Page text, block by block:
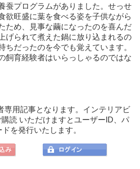
蚕プログラムがありました。せっせ
欲旺盛に葉を食べる姿を子供ながら
ため、見事な繭になったのを喜んだ
げられて煮えた鍋に放り込まれるの
ちだったのを今でも覚えています。
飼育経験者はいらっしゃるのではな
専用記事となります。インテリアビ
読 いただけますとユーザーID、パ
ドを発行いたします。